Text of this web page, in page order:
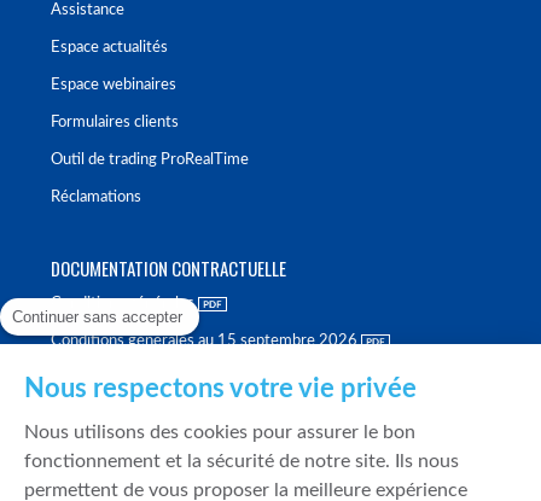
Assistance
Espace actualités
Espace webinaires
Formulaires clients
Outil de trading ProRealTime
Réclamations
DOCUMENTATION CONTRACTUELLE
Conditions générales
Conditions générales au 15 septembre 2026
Politique de meilleure sélection
Politique de durabilité
Continuer sans accepter
Nous respectons votre vie privée
Nous utilisons des cookies pour assurer le bon
fonctionnement et la sécurité de notre site. Ils nous
permettent de vous proposer la meilleure expérience